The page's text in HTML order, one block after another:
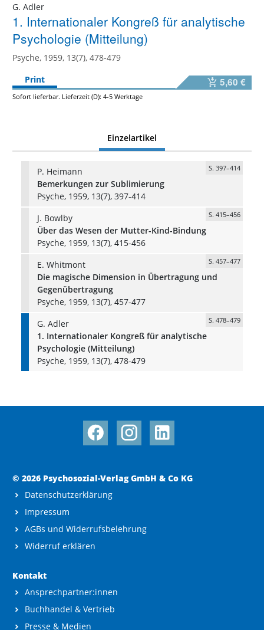
G. Adler
1. Internationaler Kongreß für analytische
Psychologie (Mitteilung)
Psyche, 1959, 13(7), 478-479
Print
5,60 €
Sofort lieferbar. Lieferzeit (D): 4-5 Werktage
Einzelartikel
P. Heimann S. 397–414
Bemerkungen zur Sublimierung
Psyche, 1959, 13(7), 397-414
J. Bowlby
S. 415–456
Über das Wesen der Mutter-Kind-Bindung
Psyche, 1959, 13(7), 415-456
E. Whitmont
S. 457–477
Die magische Dimension in Übertragung und
Gegenübertragung
Psyche, 1959, 13(7), 457-477
G. Adler
S. 478–479
1. Internationaler Kongreß für analytische
Psychologie (Mitteilung)
Psyche, 1959, 13(7), 478-479
© 2026 Psychosozial-Verlag GmbH & Co KG
Datenschutzerklärung
Impressum
AGBs und Widerrufsbelehrung
Widerruf erklären
Kontakt
Ansprechpartner:innen
Buchhandel & Vertrieb
Presse & Medien